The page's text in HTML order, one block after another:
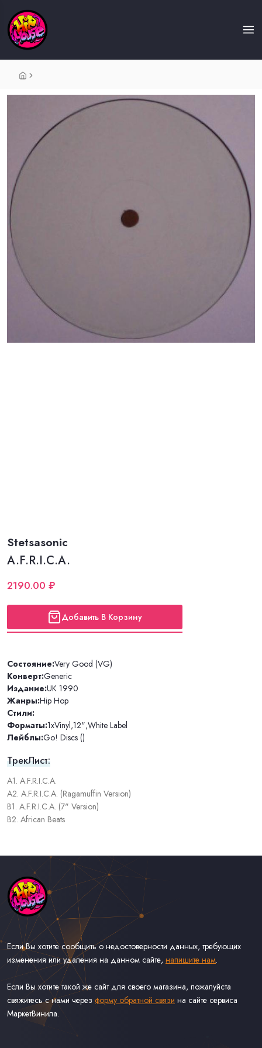
Stetsasonic
A.F.R.I.C.A.
2190.00 ₽
Добавить В Корзину
Состояние:Very Good (VG)
Конверт:Generic
Издание:UK 1990
Жанры:Hip Hop
Стили:
Форматы:1xVinyl,12",White Label
Лейблы:Go! Discs ()
ТрекЛист:
A1. A.F.R.I.C.A.
A2. A.F.R.I.C.A. (Ragamuffin Version)
B1. A.F.R.I.C.A. (7" Version)
B2. African Beats
Если Вы хотите сообщить о недостоверности данных, требующих
изменения или удаления на данном сайте, напишите нам.
Если Вы хотите такой же сайт для своего магазина, пожалуйста
свяжитесь с нами через форму обратной связи на сайте сервиса
МаркетВинила.
Каталог Музыки на Виниле В Наличии